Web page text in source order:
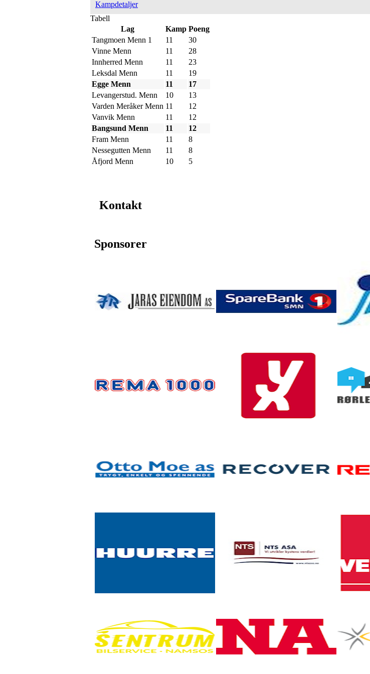
Kampdetaljer
Tabell
Lag
Kamp Poeng
Tangmoen Menn 1
11
30
Vinne Menn
11
28
Innherred Menn
11
23
Leksdal Menn
11
19
Egge Menn
11
17
Levangerstud. Menn
10
13
Varden Meråker Menn 11
12
Vanvik Menn
11
12
Bangsund Menn
11
12
Fram Menn
11
8
Nessegutten Menn
11
8
Åfjord Menn
10 5
Kontakt
Sponsorer